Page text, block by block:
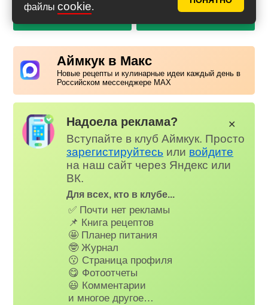
файлы cookie.
PDF с фото PDF без фото
Аймкук в Макс
Новые рецепты и кулинарные идеи каждый день в
Российском мессенджере MAX
Надоела реклама?
Вступайте в клуб Аймкук. Просто
зарегистируйтесь или войдите
на наш сайт через Яндекс или
ВК.
Для всех, кто в клубе...
✅ Почти нет рекламы
📌 Книга рецептов
🤩 Планер питания
🤓 Журнал
😗 Страница профиля
😋 Фотоотчеты
😃 Комментарии
и многое другое…
✕